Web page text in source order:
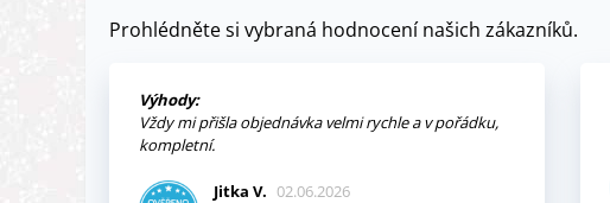
Prohlédněte si vybraná hodnocení našich zákazníků.
Výhody:
Vždy mi přišla objednávka velmi rychle a v pořádku,
kompletní.
Jitka V. 02.06.2026